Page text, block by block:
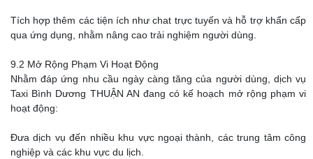
Tích hợp thêm các tiện ích như chat trực tuyến và hỗ trợ khẩn cấp
qua ứng dụng, nhằm nâng cao trải nghiệm người dùng.
9.2 Mở Rộng Phạm Vi Hoạt Động
Nhằm đáp ứng nhu cầu ngày càng tăng của người dùng, dịch vụ
Taxi Bình Dương THUẬN AN đang có kế hoạch mở rộng phạm vi
hoạt động:
Đưa dịch vụ đến nhiều khu vực ngoại thành, các trung tâm công
nghiệp và các khu vực du lịch.